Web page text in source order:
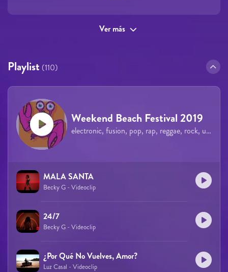
Ver más
Playlist (110)
Weekend Beach Festival 2019
electronic, fusion, pop, rap, reggae, rock, urban
MALA SANTA
Becky G - Videoclip
24/7
Becky G - Videoclip
¿Por Qué No Vuelves, Amor?
Luz Casal - Videoclip